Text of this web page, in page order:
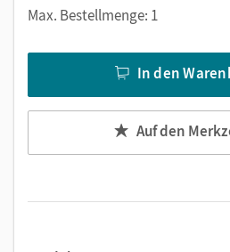
Markierungen setzen
Suchen im Text
Zoomen
Max. Bestellmenge: 1
In den
Auf den